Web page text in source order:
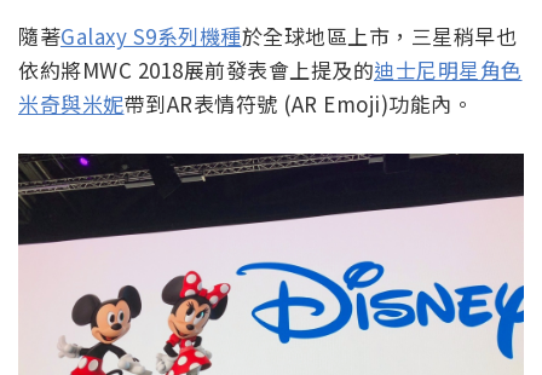
隨著Galaxy S9系列機種於全球地區上市，三星稍早也
依約將MWC 2018展前發表會上提及的迪士尼明星角色
米奇與米妮帶到AR表情符號 (AR Emoji)功能內。